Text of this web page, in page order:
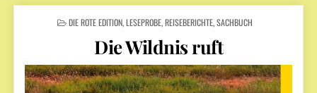
POSTED IN
DIE ROTE EDITION,LESEPROBE,REISEBERICHTE,SACHBUCH
Die Wildnis ruft